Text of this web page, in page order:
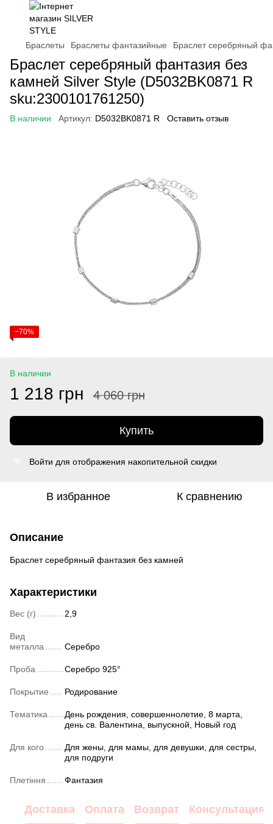
Браслеты Браслеты фантазийные Браслет серебряный
Браслет серебряный фантазия без
камней Silver Style (D5032BK0871 R
sku:2300101761250)
В наличии Артикул: D5032BK0871 R Оставить отзыв
−70%
В наличии
1 218 грн 4 060 грн
Купить
Войти для отображения накопительной скидки
В избранное К сравнению
Описание
Браслет серебряный фантазия без камней
Характеристики
Вес (г) 2,9
Вид
металла
Серебро
Проба Серебро 925°
Покрытие Родирование
Тематика
День рождения, совершеннолетие, 8 марта,
день св. Валентина, выпускной, Новый год
Для кого
Для жены, для мамы, для девушки, для сестры,
для подруги
Плетіння Фантазия
Доставка Оплата Возврат Консультация